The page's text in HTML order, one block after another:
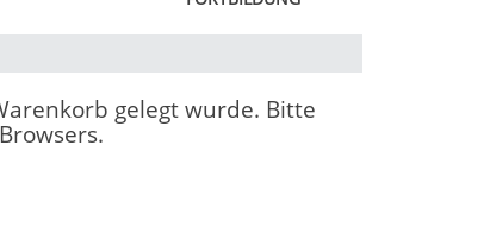
gelegt wurde. Bitte